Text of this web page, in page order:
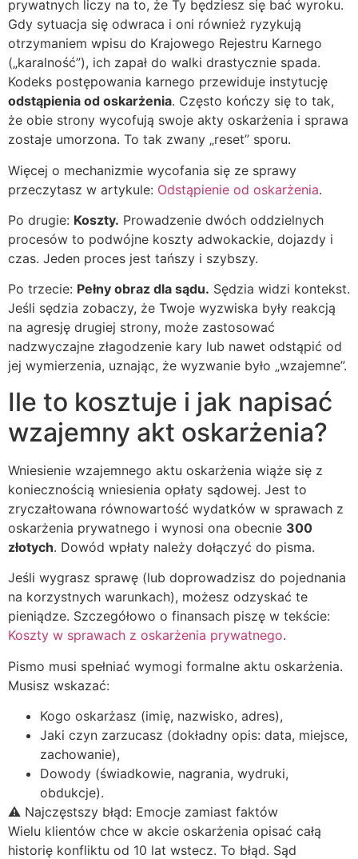
prywatnych liczy na to, że Ty będziesz się bać wyroku.
Gdy sytuacja się odwraca i oni również ryzykują
otrzymaniem wpisu do Krajowego Rejestru Karnego
(„karalność”), ich zapał do walki drastycznie spada.
Kodeks postępowania karnego przewiduje instytucję
odstąpienia od oskarżenia. Często kończy się to tak,
że obie strony wycofują swoje akty oskarżenia i sprawa
zostaje umorzona. To tak zwany „reset” sporu.
Więcej o mechanizmie wycofania się ze sprawy
przeczytasz w artykule: Odstąpienie od oskarżenia.
Po drugie: Koszty. Prowadzenie dwóch oddzielnych
procesów to podwójne koszty adwokackie, dojazdy i
czas. Jeden proces jest tańszy i szybszy.
Po trzecie: Pełny obraz dla sądu. Sędzia widzi kontekst.
Jeśli sędzia zobaczy, że Twoje wyzwiska były reakcją
na agresję drugiej strony, może zastosować
nadzwyczajne złagodzenie kary lub nawet odstąpić od
jej wymierzenia, uznając, że wyzwanie było „wzajemne”.
Ile to kosztuje i jak napisać
wzajemny akt oskarżenia?
Wniesienie wzajemnego aktu oskarżenia wiąże się z
koniecznością wniesienia opłaty sądowej. Jest to
zryczałtowana równowartość wydatków w sprawach z
oskarżenia prywatnego i wynosi ona obecnie 300
złotych. Dowód wpłaty należy dołączyć do pisma.
Jeśli wygrasz sprawę (lub doprowadzisz do pojednania
na korzystnych warunkach), możesz odzyskać te
pieniądze. Szczegółowo o finansach piszę w tekście:
Koszty w sprawach z oskarżenia prywatnego.
Pismo musi spełniać wymogi formalne aktu oskarżenia.
Musisz wskazać:
Kogo oskarżasz (imię, nazwisko, adres),
Jaki czyn zarzucasz (dokładny opis: data, miejsce,
zachowanie),
Dowody (świadkowie, nagrania, wydruki,
obdukcje).
⚠️ Najczęstszy błąd: Emocje zamiast faktów
Wielu klientów chce w akcie oskarżenia opisać całą
historię konfliktu od 10 lat wstecz. To błąd. Sąd